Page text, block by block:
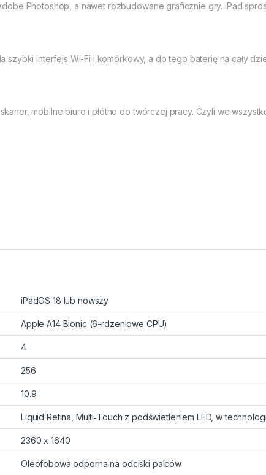
Photoshop, a nawet rozbudowane graficznie gry. iPad
szybki interfejs Wi-Fi i komórkowy, a do tego baterię na cały
mobilne biuro i płótno do twórczej pracy. Czyli we
iPadOS 18 lub nowszy
Apple A14 Bionic (6-rdzeniowe CPU)
4
256
10.9
Liquid Retina, Multi‑Touch z podświetleniem LED, w
2360 x 1640
Oleofobowa odporna na odciski palców